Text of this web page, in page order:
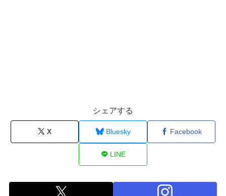
シェアする
X Bluesky Facebook
LINE